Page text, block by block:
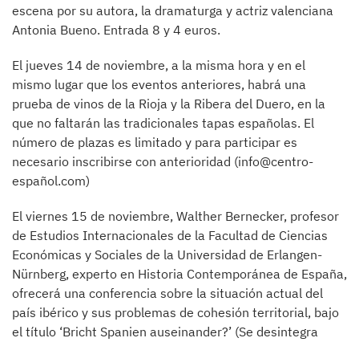
escena por su autora, la dramaturga y actriz valenciana
Antonia Bueno. Entrada 8 y 4 euros.
El jueves 14 de noviembre, a la misma hora y en el
mismo lugar que los eventos anteriores, habrá una
prueba de vinos de la Rioja y la Ribera del Duero, en la
que no faltarán las tradicionales tapas españolas. El
número de plazas es limitado y para participar es
necesario inscribirse con anterioridad (info@centro-
español.com)
El viernes 15 de noviembre, Walther Bernecker, profesor
de Estudios Internacionales de la Facultad de Ciencias
Económicas y Sociales de la Universidad de Erlangen-
Nürnberg, experto en Historia Contemporánea de España,
ofrecerá una conferencia sobre la situación actual del
país ibérico y sus problemas de cohesión territorial, bajo
el título ‘Bricht Spanien auseinander?’ (Se desintegra